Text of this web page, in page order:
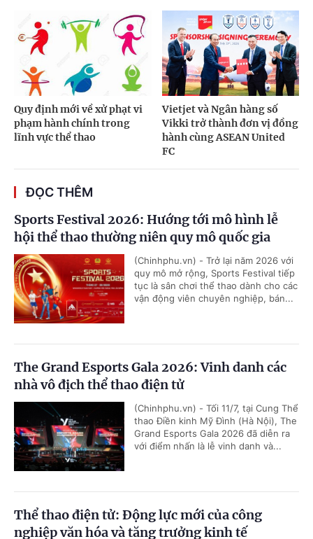
Quy định mới về xử phạt vi
phạm hành chính trong
lĩnh vực thể thao
Vietjet và Ngân hàng số
Vikki trở thành đơn vị đồng
hành cùng ASEAN United
FC
ĐỌC THÊM
Sports Festival 2026: Hướng tới mô hình lễ
hội thể thao thường niên quy mô quốc gia
(Chinhphu.vn) - Trở lại năm 2026 với
quy mô mở rộng, Sports Festival tiếp
tục là sân chơi thể thao dành cho các
vận động viên chuyên nghiệp, bán...
The Grand Esports Gala 2026: Vinh danh các
nhà vô địch thể thao điện tử
(Chinhphu.vn) - Tối 11/7, tại Cung Thể
thao Điền kinh Mỹ Đình (Hà Nội), The
Grand Esports Gala 2026 đã diễn ra
với điểm nhấn là lễ vinh danh và...
Thể thao điện tử: Động lực mới của công
nghiệp văn hóa và tăng trưởng kinh tế